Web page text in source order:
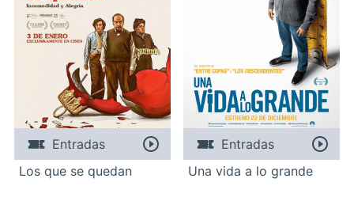
Entradas
Los que se quedan
Entradas
Una vida a lo grande